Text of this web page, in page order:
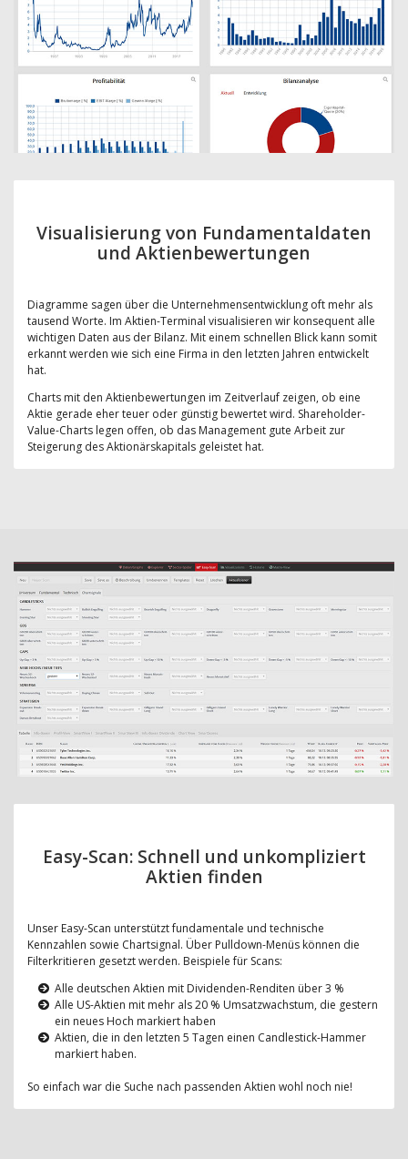
Visualisierung von Fundamentaldaten
und Aktienbewertungen
Diagramme sagen über die Unternehmensentwicklung oft mehr als
tausend Worte. Im Aktien-Terminal visualisieren wir konsequent alle
wichtigen Daten aus der Bilanz. Mit einem schnellen Blick kann somit
erkannt werden wie sich eine Firma in den letzten Jahren entwickelt
hat.
Charts mit den Aktienbewertungen im Zeitverlauf zeigen, ob eine
Aktie gerade eher teuer oder günstig bewertet wird. Shareholder-
Value-Charts legen offen, ob das Management gute Arbeit zur
Steigerung des Aktionärskapitals geleistet hat.
Easy-Scan: Schnell und unkompliziert
Aktien finden
Unser Easy-Scan unterstützt fundamentale und technische
Kennzahlen sowie Chartsignal. Über Pulldown-Menüs können die
Filterkritieren gesetzt werden. Beispiele für Scans:
Alle deutschen Aktien mit Dividenden-Renditen über 3 %
Alle US-Aktien mit mehr als 20 % Umsatzwachstum, die gestern
ein neues Hoch markiert haben
Aktien, die in den letzten 5 Tagen einen Candlestick-Hammer
markiert haben.
So einfach war die Suche nach passenden Aktien wohl noch nie!